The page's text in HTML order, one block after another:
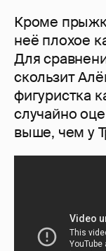
Кроме
неё плохое
Для
скользит
фигуристка
случайно
выше, чем у